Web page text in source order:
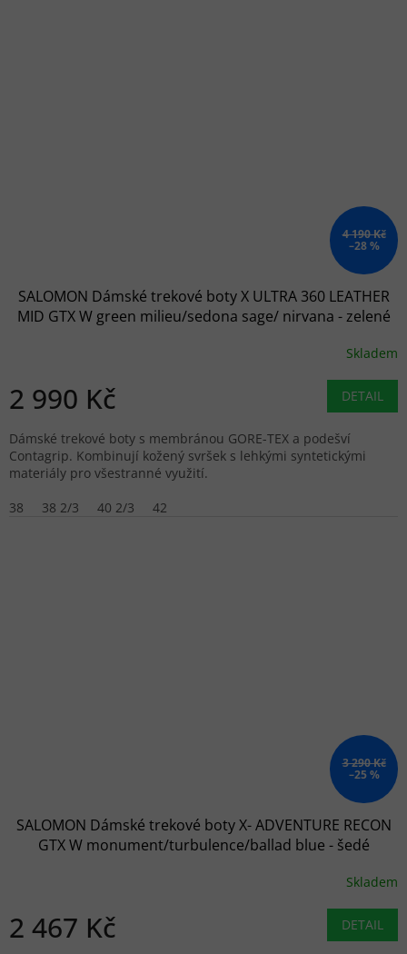
4 190 Kč
–28 %
SALOMON Dámské trekové boty X ULTRA 360 LEATHER
MID GTX W green milieu/sedona sage/ nirvana - zelené
Skladem
2 990 Kč DETAIL
Dámské trekové boty s membránou GORE-TEX a podešví
Contagrip. Kombinují kožený svršek s lehkými syntetickými
materiály pro všestranné využití.
38
38 2/3 40 2/3 42
3 290 Kč
–25 %
SALOMON Dámské trekové boty X- ADVENTURE RECON
GTX W monument/turbulence/ballad blue - šedé
Skladem
2 467 Kč DETAIL